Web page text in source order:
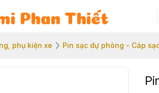
Phan Thiết
phụ kiện xe Pin sạc dự phòng - Cáp